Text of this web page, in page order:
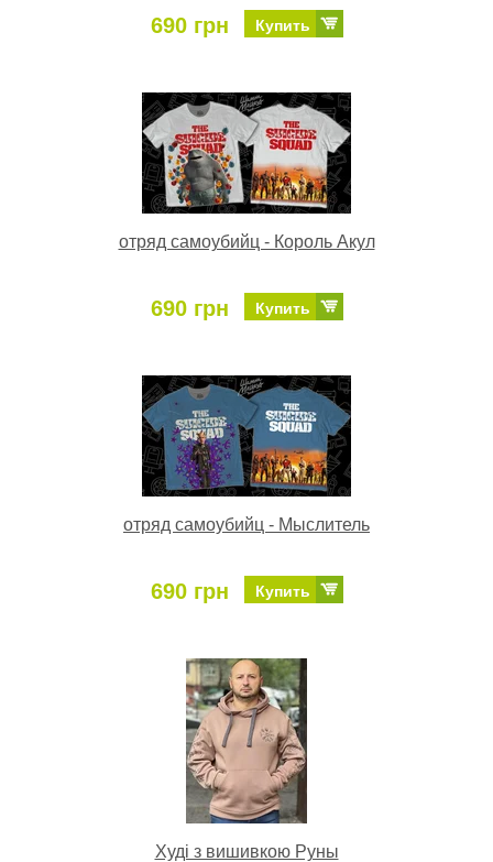
690 грн Купить
отряд самоубийц - Король Акул
690 грн Купить
отряд самоубийц - Мыслитель
690 грн Купить
Худі з вишивкою Руны